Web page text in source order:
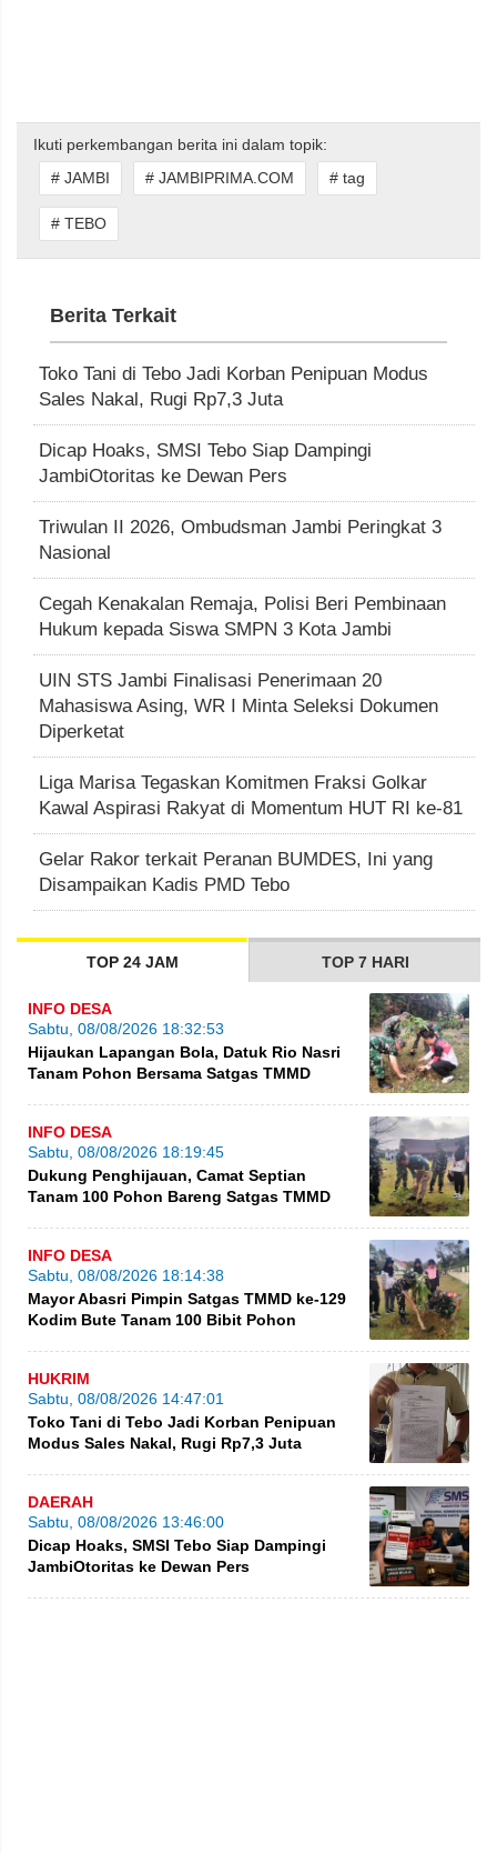
Ikuti perkembangan berita ini dalam topik:
# JAMBI
# JAMBIPRIMA.COM # tag
# TEBO
Berita Terkait
Toko Tani di Tebo Jadi Korban Penipuan Modus
Sales Nakal, Rugi Rp7,3 Juta
Dicap Hoaks, SMSI Tebo Siap Dampingi
JambiOtoritas ke Dewan Pers
Triwulan II 2026, Ombudsman Jambi Peringkat 3
Nasional
Cegah Kenakalan Remaja, Polisi Beri Pembinaan
Hukum kepada Siswa SMPN 3 Kota Jambi
UIN STS Jambi Finalisasi Penerimaan 20
Mahasiswa Asing, WR I Minta Seleksi Dokumen
Diperketat
Liga Marisa Tegaskan Komitmen Fraksi Golkar
Kawal Aspirasi Rakyat di Momentum HUT RI ke-81
Gelar Rakor terkait Peranan BUMDES, Ini yang
Disampaikan Kadis PMD Tebo
TOP 24 JAM TOP 7 HARI
INFO DESA
Sabtu, 08/08/2026 18:32:53
Hijaukan Lapangan Bola, Datuk Rio Nasri
Tanam Pohon Bersama Satgas TMMD
INFO DESA
Sabtu, 08/08/2026 18:19:45
Dukung Penghijauan, Camat Septian
Tanam 100 Pohon Bareng Satgas TMMD
INFO DESA
Sabtu, 08/08/2026 18:14:38
Mayor Abasri Pimpin Satgas TMMD ke-129
Kodim Bute Tanam 100 Bibit Pohon
HUKRIM
Sabtu, 08/08/2026 14:47:01
Toko Tani di Tebo Jadi Korban Penipuan
Modus Sales Nakal, Rugi Rp7,3 Juta
DAERAH
Sabtu, 08/08/2026 13:46:00
Dicap Hoaks, SMSI Tebo Siap Dampingi
JambiOtoritas ke Dewan Pers